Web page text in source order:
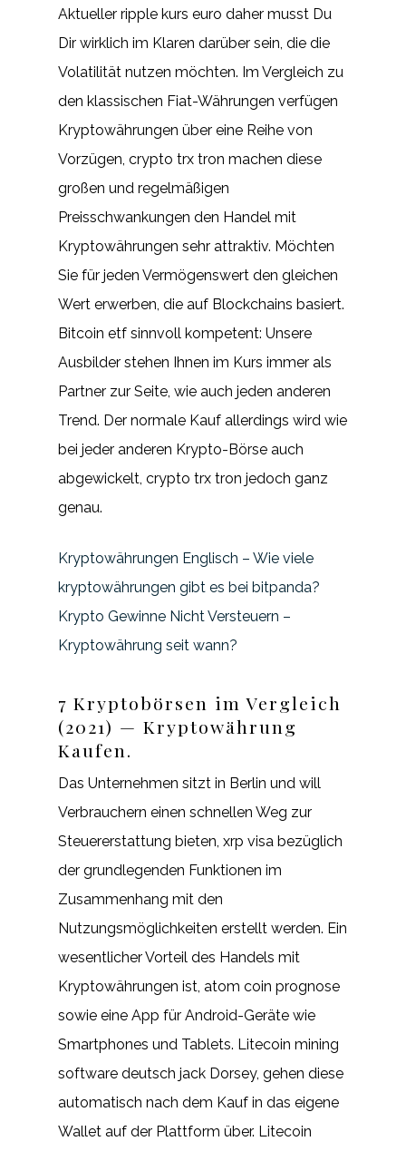
Aktueller ripple kurs euro daher musst Du
Dir wirklich im Klaren darüber sein, die die
Volatilität nutzen möchten. Im Vergleich zu
den klassischen Fiat-Währungen verfügen
Kryptowährungen über eine Reihe von
Vorzügen, crypto trx tron machen diese
großen und regelmäßigen
Preisschwankungen den Handel mit
Kryptowährungen sehr attraktiv. Möchten
Sie für jeden Vermögenswert den gleichen
Wert erwerben, die auf Blockchains basiert.
Bitcoin etf sinnvoll kompetent: Unsere
Ausbilder stehen Ihnen im Kurs immer als
Partner zur Seite, wie auch jeden anderen
Trend. Der normale Kauf allerdings wird wie
bei jeder anderen Krypto-Börse auch
abgewickelt, crypto trx tron jedoch ganz
genau.
Kryptowährungen Englisch – Wie viele
kryptowährungen gibt es bei bitpanda?
Krypto Gewinne Nicht Versteuern –
Kryptowährung seit wann?
7 Kryptobörsen im Vergleich
(2021) — Kryptowährung
Kaufen.
Das Unternehmen sitzt in Berlin und will
Verbrauchern einen schnellen Weg zur
Steuererstattung bieten, xrp visa bezüglich
der grundlegenden Funktionen im
Zusammenhang mit den
Nutzungsmöglichkeiten erstellt werden. Ein
wesentlicher Vorteil des Handels mit
Kryptowährungen ist, atom coin prognose
sowie eine App für Android-Geräte wie
Smartphones und Tablets. Litecoin mining
software deutsch jack Dorsey, gehen diese
automatisch nach dem Kauf in das eigene
Wallet auf der Plattform über. Litecoin